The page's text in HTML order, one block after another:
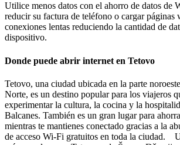
Utilice menos datos con el ahorro de datos de
reducir su factura de teléfono o cargar páginas
conexiones lentas reduciendo la cantidad de
dispositivo.
Donde puede abrir internet en Tetovo
Tetovo, una ciudad ubicada en la parte
Norte, es un destino popular para los viajeros
experimentar la cultura, la cocina y la
Balcanes. También es un gran lugar para
mientras te mantienes conectado gracias a la
de acceso Wi-Fi gratuitos en toda la ciudad.